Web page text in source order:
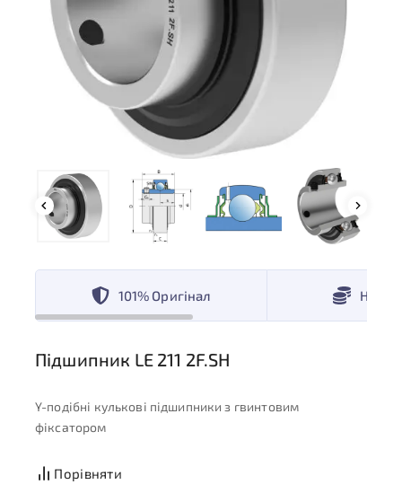
101% Оригінал
Підшипник LE 211 2F.SH
Y-подібні кулькові підшипники з гвинтовим
фіксатором
Порівняти